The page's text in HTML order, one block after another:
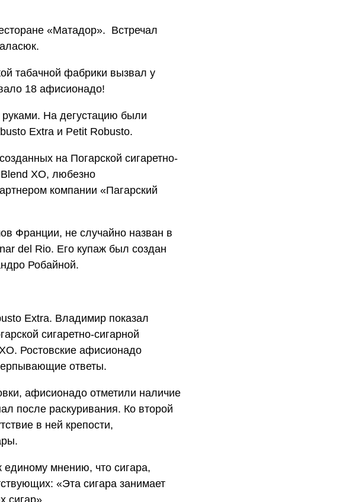
«Матадор». Встречал
табачной фабрики вызвал у
18 афисионадо!
На дегустацию были
Extra и Petit Robusto.
на Погарской сигаретно-
XO, любезно
компании «Пагарский
Франции, не случайно назван в
del Rio. Его купаж был создан
Робайной.
Extra. Владимир показал
сигаретно-сигарной
Ростовские афисионадо
ответы.
афисионадо отметили наличие
после раскуривания. Ко второй
в ней крепости,
мнению, что сигара,
«Эта сигара занимает
сигар».